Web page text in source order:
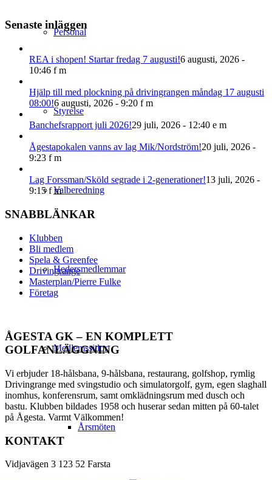
Personal
Styrelse
Valberedning
Hedersmedlemmar
Medlemssidor
Årsmöten
Senaste inläggen
REA i shopen! Startar fredag 7 augusti!6 augusti, 2026 -
10:46 f m
‍Hjälp till med plockning på drivingrangen måndag 17 augusti
08:00!6 augusti, 2026 - 9:20 f m
Banchefsrapport juli 2026!29 juli, 2026 - 12:40 e m
Ågestapokalen vanns av lag Mik/Nordström!20 juli, 2026 -
9:23 f m
Lag Forssman/Sköld segrade i 2-generationer!13 juli, 2026 -
9:15 f m
SNABBLÄNKAR
Klubben
Bli medlem
Spela & Greenfee
Drivingrange
Masterplan/Pierre Fulke
Företag
ÅGESTA GK – EN KOMPLETT
GOLFANLÄGGNING
Vi erbjuder 18-hålsbana, 9-hålsbana, restaurang, golfshop, rymlig
Drivingrange med svingstudio och simulatorgolf, gym, egen slaghall
inomhus, konferensrum, samt omklädningsrum med dusch och
bastu. Klubben bildades 1958 och huserar sedan mitten på 60-talet
på Ågesta. Varmt Välkommen!
KONTAKT
Vidjavägen 3 123 52 Farsta